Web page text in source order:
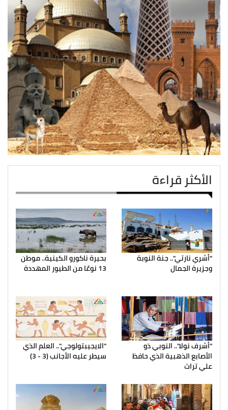
الأكثر قراءة
"أشري نارتي".. جنة النوبة
وجزيرة الجمال
بحيرة ناكورو الكينية.. موطن
13 نوعًا من الطيور المهددة
"أشرف نولا".. النوبي ذو
الأصابع الذهبية الذي حافظ
علي تراث
"الايجيبتولوجي".. العلم الذي
سيطر عليه الأجانب (3 - 3)